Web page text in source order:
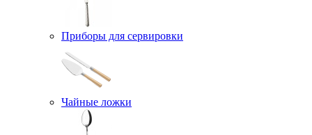
Приборы для сервировки
Чайные ложки